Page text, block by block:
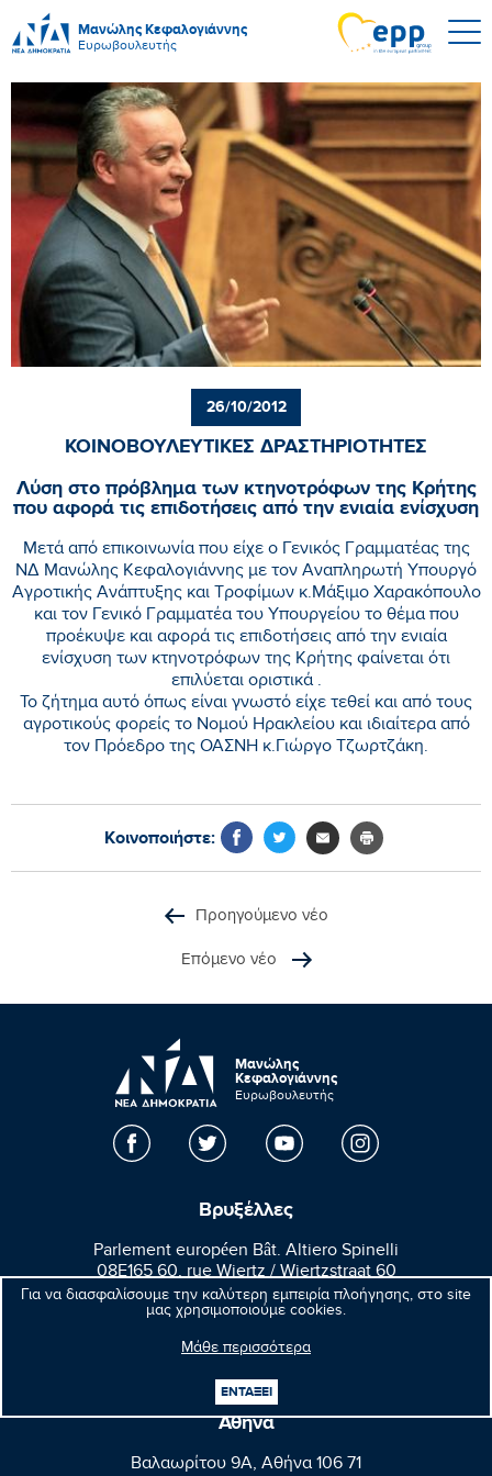
Μανώλης Κεφαλογιάννης
Ευρωβουλευτής
Για να διασφαλίσουμε την καλύτερη εμπειρία πλοήγησης, στο site
μας χρησιμοποιούμε cookies.
Μάθε περισσότερα
ΕΝΤΑΞΕΙ
26/10/2012
ΚΟΙΝΟΒΟΥΛΕΥΤΙΚΕΣ ΔΡΑΣΤΗΡΙΟΤΗΤΕΣ
Λύση στο πρόβλημα των κτηνοτρόφων της Κρήτης
που αφορά τις επιδοτήσεις από την ενιαία ενίσχυση
Μετά από επικοινωνία που είχε ο Γενικός Γραμματέας της
ΝΔ Μανώλης Κεφαλογιάννης με τον Αναπληρωτή Υπουργό
Αγροτικής Ανάπτυξης και Τροφίμων κ.Μάξιμο Χαρακόπουλο
και τον Γενικό Γραμματέα του Υπουργείου το θέμα που
προέκυψε και αφορά τις επιδοτήσεις από την ενιαία
ενίσχυση των κτηνοτρόφων της Κρήτης φαίνεται ότι
επιλύεται οριστικά .
Το ζήτημα αυτό όπως είναι γνωστό είχε τεθεί και από τους
αγροτικούς φορείς το Νομού Ηρακλείου και ιδιαίτερα από
τον Πρόεδρο της ΟΑΣΝΗ κ.Γιώργο Τζωρτζάκη.
Κοινοποιήστε:
Προηγούμενο νέο
Επόμενο νέο
Μανώλης
Κεφαλογιάννης
Ευρωβουλευτής
Βρυξέλλες
Parlement européen Bât. Altiero Spinelli
08E165 60, rue Wiertz / Wiertzstraat 60
B-1047 Bruxelles/Brussel
+32(0)2 28 45570
+32(0)2 28 49570
Αθήνα
Βαλαωρίτου 9A, Aθήνα 106 71